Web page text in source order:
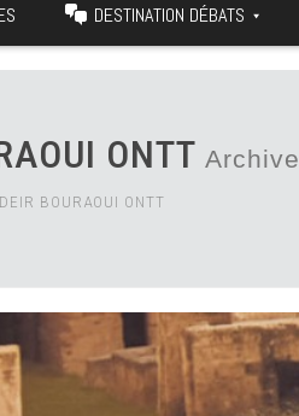
DESTINATION DÉBATS
ONTT Archive
BOURAOUI ONTT